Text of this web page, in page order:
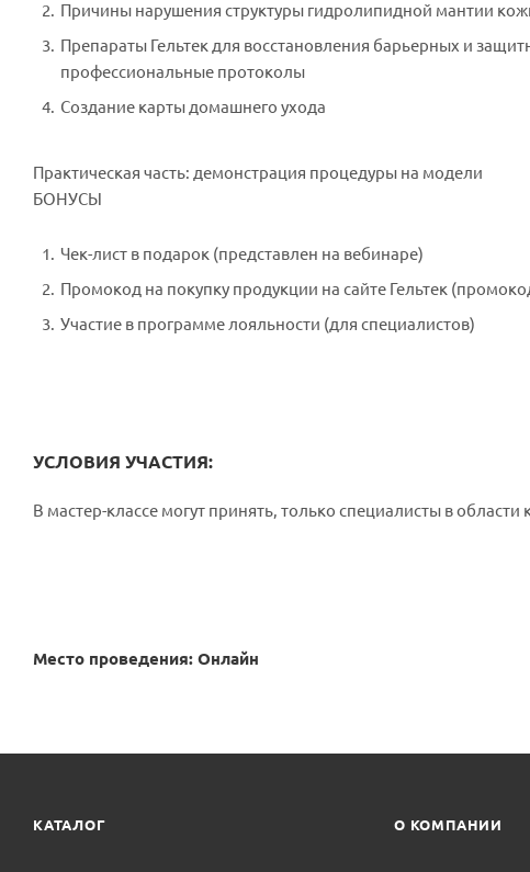
Причины нарушения структуры гидролипидной мантии
Препараты Гельтек для восстановления барьерных и
профессиональные протоколы
Создание карты домашнего ухода
Практическая часть: демонстрация процедуры на модели
БОНУСЫ
Чек-лист в подарок (представлен на вебинаре)
Промокод на покупку продукции на сайте Гельтек
Участие в программе лояльности (для специалистов)
УСЛОВИЯ УЧАСТИЯ:
В мастер-классе могут принять, только специалисты в
Место проведения: Онлайн
КАТАЛОГ О КОМПАНИИ